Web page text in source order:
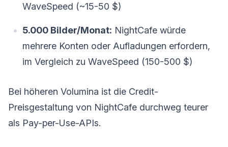
WaveSpeed (~15-50 $)
5.000 Bilder/Monat: NightCafe würde
mehrere Konten oder Aufladungen erfordern,
im Vergleich zu WaveSpeed (150-500 $)
Bei höheren Volumina ist die Credit-
Preisgestaltung von NightCafe durchweg teurer
als Pay-per-Use-APIs.